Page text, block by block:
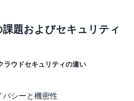
題およびセキュリティ
ラウドセキュリティの違い
バシーと機密性